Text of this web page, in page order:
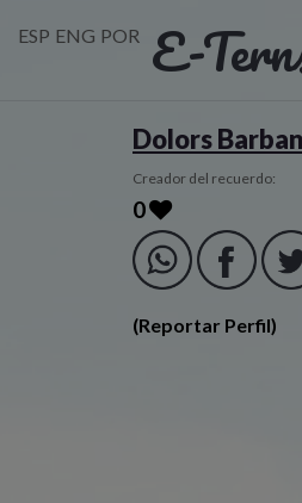
ESP ENG POR E-
Dolors
Creador del recuerdo:
0
(Reportar Perfil)